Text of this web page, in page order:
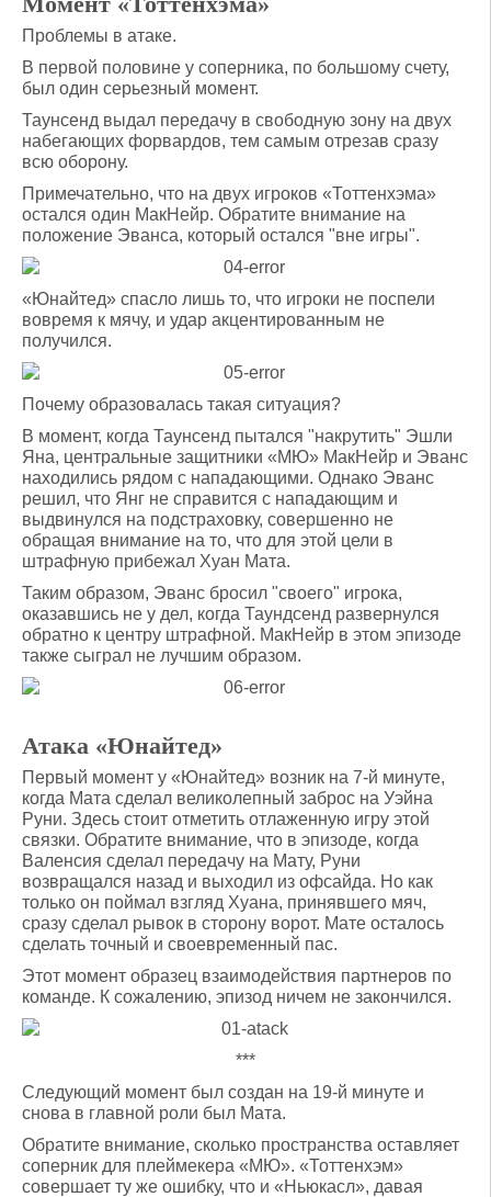
Проблемы в атаке.
В первой половине у соперника, по большому счету,
был один серьезный момент.
Таунсенд выдал передачу в свободную зону на двух
набегающих форвардов, тем самым отрезав сразу
всю оборону.
Примечательно, что на двух игроков «Тоттенхэма»
остался один МакНейр. Обратите внимание на
положение Эванса, который остался "вне игры".
«Юнайтед» спасло лишь то, что игроки не поспели
вовремя к мячу, и удар акцентированным не
получился.
Почему образовалась такая ситуация?
В момент, когда Таунсенд пытался "накрутить" Эшли
Яна, центральные защитники «МЮ» МакНейр и Эванс
находились рядом с нападающими. Однако Эванс
решил, что Янг не справится с нападающим и
выдвинулся на подстраховку, совершенно не
обращая внимание на то, что для этой цели в
штрафную прибежал Хуан Мата.
Таким образом, Эванс бросил "своего" игрока,
оказавшись не у дел, когда Таундсенд развернулся
обратно к центру штрафной. МакНейр в этом эпизоде
также сыграл не лучшим образом.
Атака «Юнайтед»
Первый момент у «Юнайтед» возник на 7-й минуте,
когда Мата сделал великолепный заброс на Уэйна
Руни. Здесь стоит отметить отлаженную игру этой
связки. Обратите внимание, что в эпизоде, когда
Валенсия сделал передачу на Мату, Руни
возвращался назад и выходил из офсайда. Но как
только он поймал взгляд Хуана, принявшего мяч,
сразу сделал рывок в сторону ворот. Мате осталось
сделать точный и своевременный пас.
Этот момент образец взаимодействия партнеров по
команде. К сожалению, эпизод ничем не закончился.
***
Следующий момент был создан на 19-й минуте и
снова в главной роли был Мата.
Обратите внимание, сколько пространства оставляет
соперник для плеймекера «МЮ». «Тоттенхэм»
совершает ту же ошибку, что и «Ньюкасл», давая